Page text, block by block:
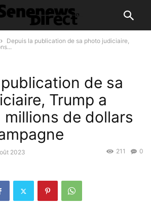
Depuis la publication de sa photo judiciaire,
de sa
Trump a
millions de dollars
2023 0
211